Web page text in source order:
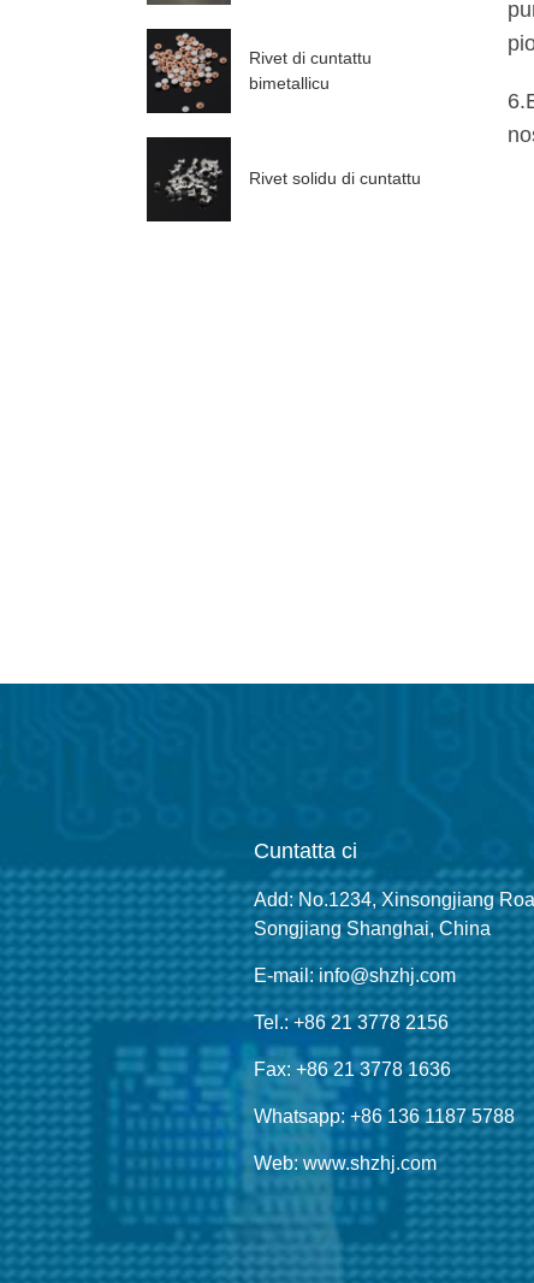
Rivet di cuntattu
bimetallicu
Rivet solidu di cuntattu
Cuntatta ci
Add: No.1234, Xinsongjiang
Songjiang Shanghai, China
E-mail: info@shzhj.com
Tel.: +86 21 3778 2156
Fax: +86 21 3778 1636
Whatsapp: +86 136 1187 5788
Web: www.shzhj.com